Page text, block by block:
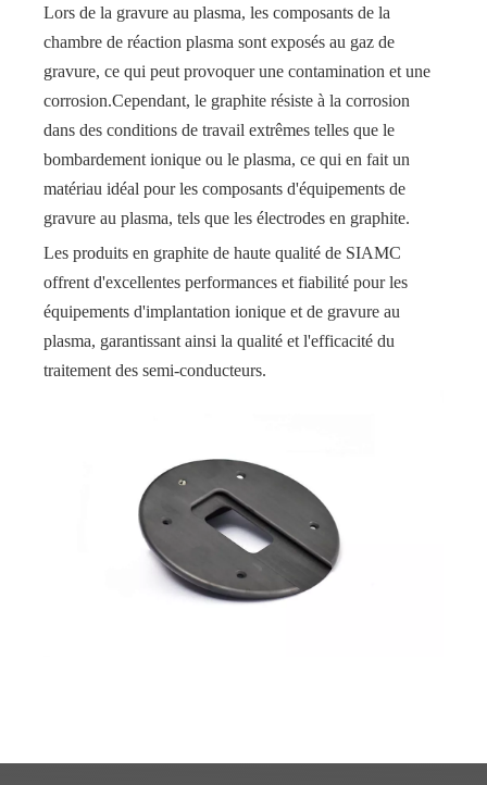
Lors de la gravure au plasma, les composants de la
chambre de réaction plasma sont exposés au gaz de
gravure, ce qui peut provoquer une contamination et une
corrosion.Cependant, le graphite résiste à la corrosion
dans des conditions de travail extrêmes telles que le
bombardement ionique ou le plasma, ce qui en fait un
matériau idéal pour les composants d'équipements de
gravure au plasma, tels que les électrodes en graphite.
Les produits en graphite de haute qualité de SIAMC
offrent d'excellentes performances et fiabilité pour les
équipements d'implantation ionique et de gravure au
plasma, garantissant ainsi la qualité et l'efficacité du
traitement des semi-conducteurs.